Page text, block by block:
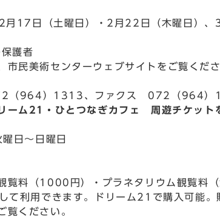
月17日（土曜日）・2月22日（木曜日）
護者
市民美術センターウェブサイトをご覧くだ
（964）1313、ファクス 072（964
ーム21・ひとつなぎカフェ 周遊チケット
日～日曜日
覧料（1000円）・プラネタリウム観覧料
て利用できます。ドリーム21で購入可能
覧ください。